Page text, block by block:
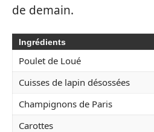
de demain.
Ingrédients
Poulet de Loué
Cuisses de lapin désossées
Champignons de Paris
Carottes